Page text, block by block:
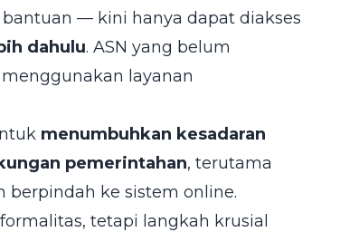
bantuan — kini hanya dapat diakses
dahulu. ASN yang belum
layanan
menumbuhkan kesadaran
pemerintahan, terutama
berpindah ke sistem online.
tetapi langkah krusial